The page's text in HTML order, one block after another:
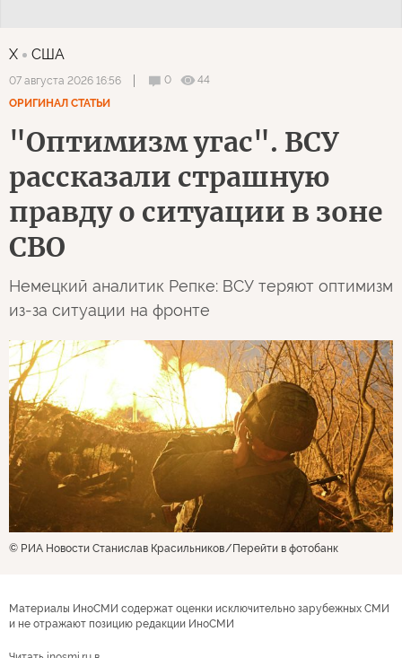
X США
07 августа 2026 16:56 0
44
ОРИГИНАЛ СТАТЬИ
"Оптимизм угас". ВСУ
рассказали страшную
правду о ситуации в зоне
СВО
Немецкий аналитик Репке: ВСУ теряют оптимизм
из-за ситуации на фронте
© РИА Новости Станислав Красильников Перейти в фотобанк
Материалы ИноСМИ содержат оценки исключительно зарубежных СМИ
и не отражают позицию редакции ИноСМИ